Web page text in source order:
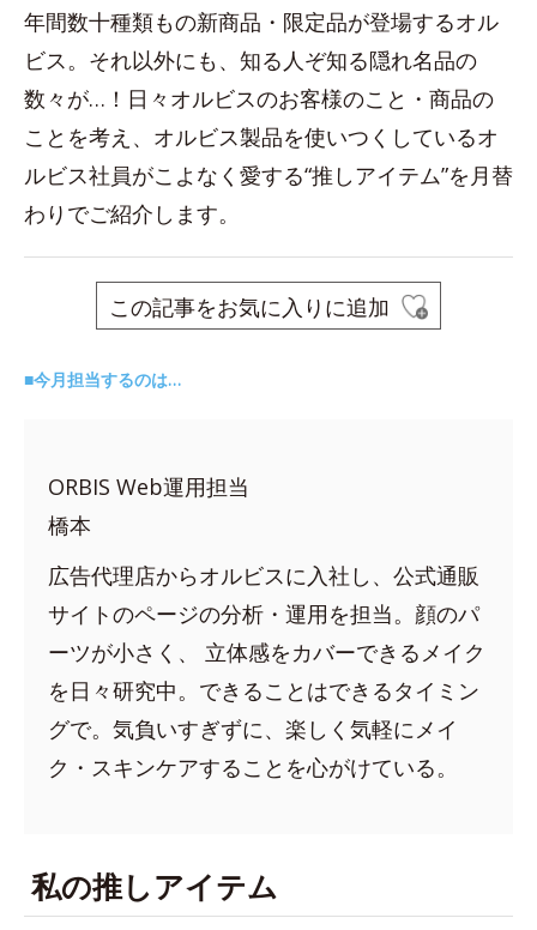
年間数十種類もの新商品・限定品が登場するオル
ビス。それ以外にも、知る人ぞ知る隠れ名品の
数々が…！日々オルビスのお客様のこと・商品の
ことを考え、オルビス製品を使いつくしているオ
ルビス社員がこよなく愛する“推しアイテム”を月替
わりでご紹介します。
この記事をお気に入りに追加
■今月担当するのは…
ORBIS Web運用担当
橋本
広告代理店からオルビスに入社し、公式通販
サイトのページの分析・運用を担当。顔のパ
ーツが小さく、 立体感をカバーできるメイク
を日々研究中。できることはできるタイミン
グで。気負いすぎずに、楽しく気軽にメイ
ク・スキンケアすることを心がけている。
私の推しアイテム